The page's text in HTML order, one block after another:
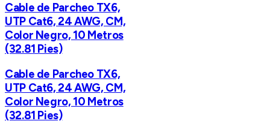
Cable de Parcheo TX6,
UTP Cat6, 24 AWG, CM,
Color Negro, 10 Metros
(32.81 Pies)
Cable de Parcheo TX6,
UTP Cat6, 24 AWG, CM,
Color Negro, 10 Metros
(32.81 Pies)